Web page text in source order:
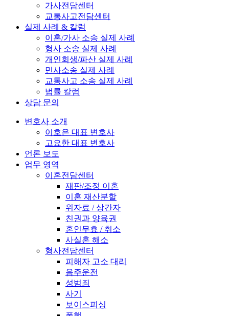
가사전담센터
교통사고전담센터
실제 사례 & 칼럼
이혼/가사 소송 실제 사례
형사 소송 실제 사례
개인회생/파산 실제 사례
민사소송 실제 사례
교통사고 소송 실제 사례
법률 칼럼
상담 문의
변호사 소개
이호은 대표 변호사
고요한 대표 변호사
언론 보도
업무 영역
이혼전담센터
재판/조정 이혼
이혼 재산분할
위자료 / 상간자
친권과 양육권
혼인무효 / 취소
사실혼 해소
형사전담센터
피해자 고소 대리
음주운전
성범죄
사기
보이스피싱